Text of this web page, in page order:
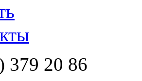
379 20 86